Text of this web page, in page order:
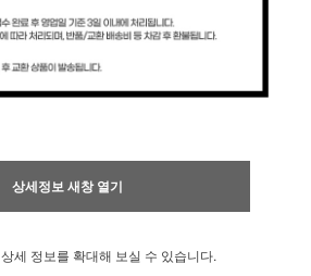
상세정보 새창 열기
상세 정보를 확대해 보실 수 있습니다.